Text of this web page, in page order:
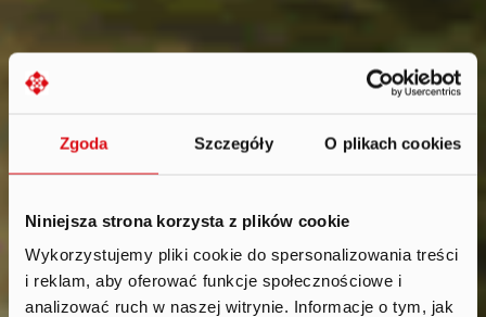
Zgoda Szczegóły O plikach cookies
Niniejsza strona korzysta z plików cookie
Wykorzystujemy pliki cookie do spersonalizowania treści
i reklam, aby oferować funkcje społecznościowe i
analizować ruch w naszej witrynie. Informacje o tym, jak
Sustainability.